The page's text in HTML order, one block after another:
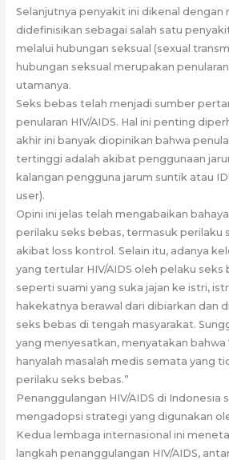
Selanjutnya penyakit ini dikenal dengan
didefinisikan sebagai salah satu
melalui hubungan seksual (sexual
hubungan seksual merupakan
utamanya.
Seks bebas telah menjadi sumber
penularan HIV/AIDS. Hal ini penting
akhir ini banyak diopinikan bahwa
tertinggi adalah akibat penggunaan
kalangan pengguna jarum suntik atau
user).
Opini ini jelas telah mengabaikan
perilaku seks bebas, termasuk perilaku
akibat loss kontrol. Selain itu, adanya
yang tertular HIV/AIDS oleh pelaku seks
seperti suami yang suka jajan ke istri,
hakekatnya berawal dari dibiarkan dan
seks bebas di tengah masyarakat.
yang menyesatkan, menyatakan bahwa
hanyalah masalah medis semata yang
perilaku seks bebas.”
Penanggulangan HIV/AIDS di Indonesia
mengadopsi strategi yang digunakan
Kedua lembaga internasional ini
langkah penanggulangan HIV/AIDS,